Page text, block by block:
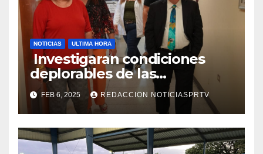
NOTICIAS ULTIMA HORA
Investigaran condiciones
deplorables de las
facilidades el Departamento
de la Salud en Mayagüez
FEB 6, 2025 REDACCION NOTICIASPRTV